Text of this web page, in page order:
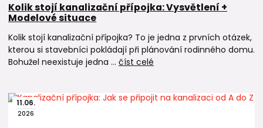
Kolik stojí kanalizační přípojka: Vysvětlení +
Modelové situace
Kolik stojí kanalizační přípojka? To je jedna z prvních otázek,
kterou si stavebníci pokládají při plánování rodinného domu.
Bohužel neexistuje jedna ... číst celé
11.06.
2026